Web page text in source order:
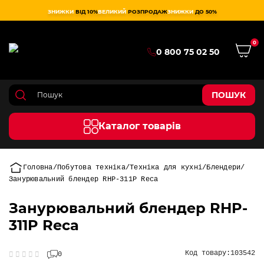
ЗНИЖКИ ВІД 10%ВЕЛИКИЙ РОЗПРОДАЖЗНИЖКИ ДО 50%
0 800 75 02 50
0
ПОШУК
Каталог товарів
Головна Побутова техніка Техніка для кухні Блендери
Занурювальний блендер RHP-311P Reca
Занурювальний блендер RHP-
311P Reca
0 Код товару:103542